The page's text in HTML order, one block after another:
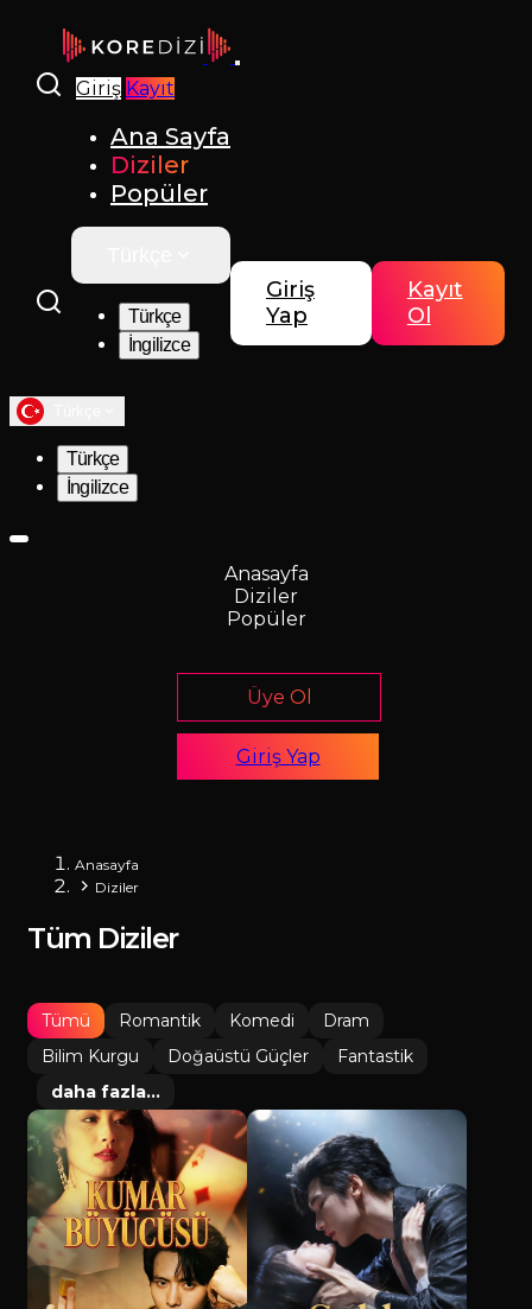
Giriş Kayıt
Ana Sayfa
Diziler
Popüler
Türkçe
İngilizce
Giriş
Yap
Kayıt
Ol
Türkçe
İngilizce
Anasayfa
Diziler
Popüler
Üye Ol
Giriş Yap
Anasayfa
Diziler
Tüm Diziler
Tümü Romantik Komedi
Dram
Bilim Kurgu
Doğaüstü Güçler
Fantastik
daha fazla...